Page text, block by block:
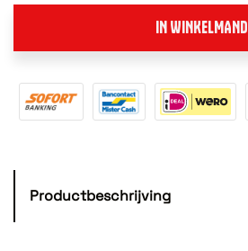
IN WINKELMAND
Productbeschrijving